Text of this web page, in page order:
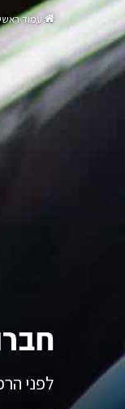
עמוד ראשי
לפני